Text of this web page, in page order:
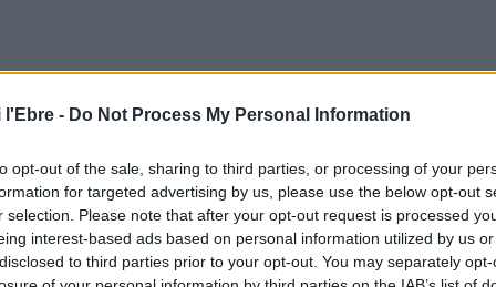
l'Ebre - Do Not Process My Personal Information
opt-out of the sale, sharing to third parties, or processing of your
for targeted advertising by us, please use the below opt-out
selection. Please note that after your opt-out request is processed
interest-based ads based on personal information utilized by us
to third parties prior to your opt-out. You may separately
Article següent
Rabat del Marroc